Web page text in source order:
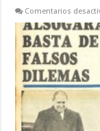
Comentarios